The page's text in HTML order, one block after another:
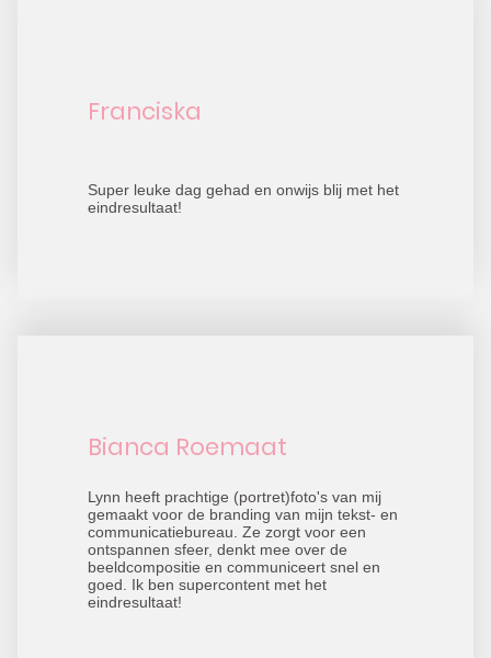
Franciska
Super leuke dag gehad en onwijs blij met het
eindresultaat!
Bianca Roemaat
Lynn heeft prachtige (portret)foto's van mij
gemaakt voor de branding van mijn tekst- en
communicatiebureau. Ze zorgt voor een
ontspannen sfeer, denkt mee over de
beeldcompositie en communiceert snel en
goed. Ik ben supercontent met het
eindresultaat!